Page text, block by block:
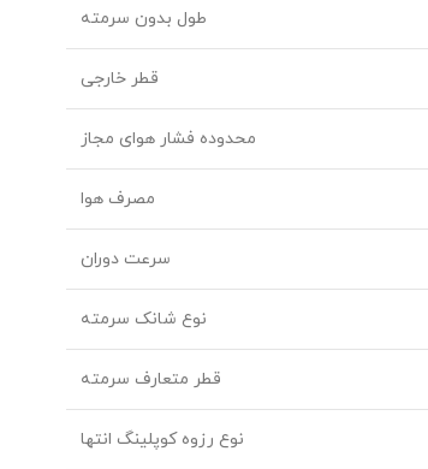
طول بدون سرمته
قطر خارجی
محدوده فشار هوای مجاز
مصرف هوا
سرعت دوران
نوع شانک سرمته
قطر متعارف سرمته
نوع رزوه کوپلینگ انتها